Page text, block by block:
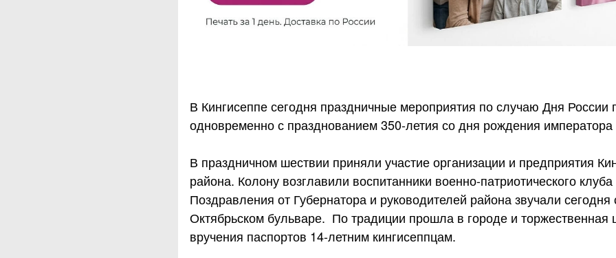
В Кингисеппе сегодня праздничные мероприятия по случаю Дня России
одновременно с празднованием 350-летия со дня рождения императора
В праздничном шествии приняли участие организации и предприятия
района. Колону возглавили воспитанники военно-патриотического
Поздравления от Губернатора и руководителей района звучали
Октябрьском бульваре. По традиции прошла в городе и торжественная
вручения паспортов 14-летним кингисеппцам.